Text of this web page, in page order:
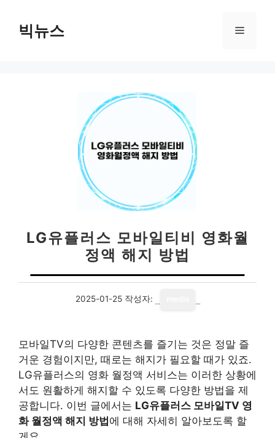
빅뉴스 메
LG유플러스 모바일티비 영화월
정액 해지 방법
2025-01-25 작성자:
모바일TV의 다양한 콘텐츠를 즐기는 것은 정말 즐
거운 경험이지만, 때로는 해지가 필요할 때가 있죠.
LG유플러스의 영화 월정액 서비스는 이러한 상황에
서도 원활하게 해지할 수 있도록 다양한 방법을 제
공합니다. 이번 글에서는 LG유플러스 모바일TV 영
화 월정액 해지 방법 에 대해 자세히 알아보도록 할